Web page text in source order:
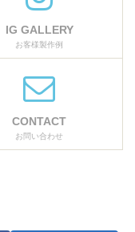
IG GALLERY
お客様製作例
CONTACT
お問い合わせ